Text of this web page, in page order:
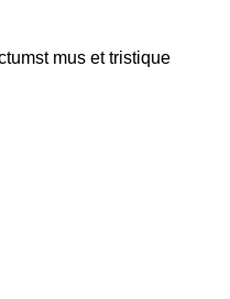
mus et tristique